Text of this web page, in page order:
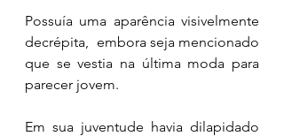
Possuía uma aparência visivelmente
decrépita,  embora seja mencionado
que se vestia na última moda para
parecer jovem.
Em sua juventude havia dilapidado